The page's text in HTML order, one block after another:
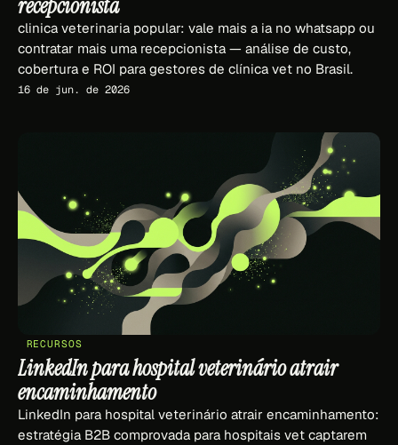
recepcionista
clinica veterinaria popular: vale mais a ia no whatsapp ou
contratar mais uma recepcionista — análise de custo,
cobertura e ROI para gestores de clínica vet no Brasil.
16 de jun. de 2026
RECURSOS
LinkedIn para hospital veterinário atrair
encaminhamento
LinkedIn para hospital veterinário atrair encaminhamento:
estratégia B2B comprovada para hospitais vet captarem